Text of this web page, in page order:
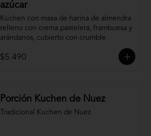
azúcar
Kuchen con masa de harina de almendra
relleno con crema pastelera, frambuesa y
arándanos, cubierto con crumble
$5.490
Porción Kuchen de Nuez
Tradicional Kuchen de Nuez